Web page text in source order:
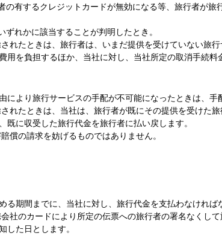
の有するクレジットカードが無効になる等、旅行者が
れかに該当することが判明したとき。
れたときは、旅行者は、いまだ提供を受けていない旅
用を負担するほか、当社に対し、当社所定の取消手続
より旅行サービスの手配が不可能になったときは、手
れたときは、当社は、旅行者が既にその提供を受けた
に収受した旅行代金を旅行者に払い戻します。
償の請求を妨げるものではありません。
期間までに、当社に対し、旅行代金を支払わなければ
社のカードにより所定の伝票への旅行者の署名なくし
した日とします。